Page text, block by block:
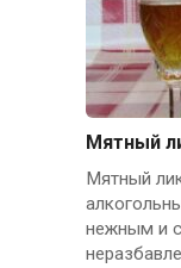
Мятный
Мятный
нежным и